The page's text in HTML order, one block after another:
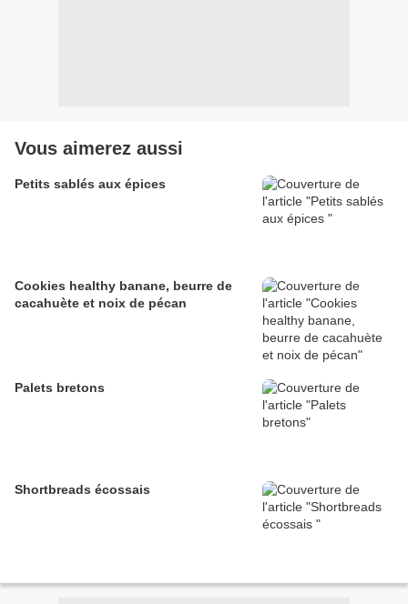
Vous aimerez aussi
Petits sablés aux épices
Cookies healthy banane, beurre de
cacahuète et noix de pécan
Palets bretons
Shortbreads écossais